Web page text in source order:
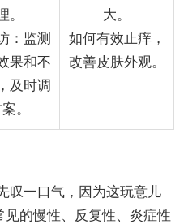
。
：监测
果和不
及时调
。
大。
如何有效止痒，
改善皮肤外观。
叹一口气，因为这玩意儿
见的慢性、反复性、炎症性